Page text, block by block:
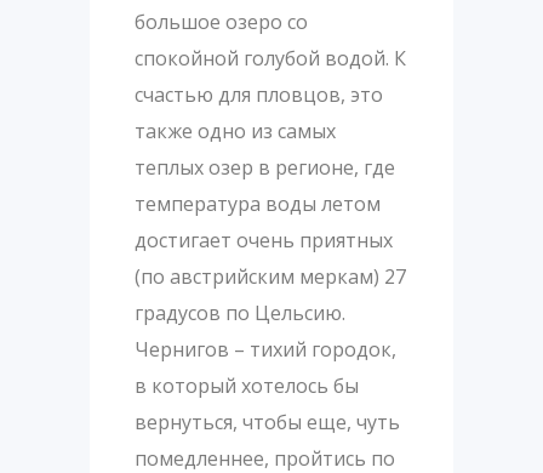
большое озеро со
спокойной голубой водой. К
счастью для пловцов, это
также одно из самых
теплых озер в регионе, где
температура воды летом
достигает очень приятных
(по австрийским меркам) 27
градусов по Цельсию.
Чернигов – тихий городок,
в который хотелось бы
вернуться, чтобы еще, чуть
помедленнее, пройтись по